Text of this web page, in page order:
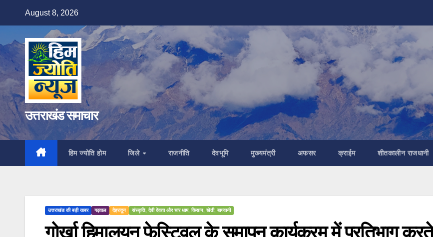
content
August 8, 2026
उत्तराखंड समाचार
हिम ज्योति होम जिले राजनीति देवभूमि मुख्यमंत्री अफसर क्राईम शीतकालीन राजधानी
उत्तराखंड की बड़ी खबर गढ़वाल देहरादून संस्कृति, देवी देवता और चार धाम, किसान, खेती, बागवानी
गोर्खा हिमालयन फेस्टिवल के समापन कार्यक्रम में प्रतिभाग करते